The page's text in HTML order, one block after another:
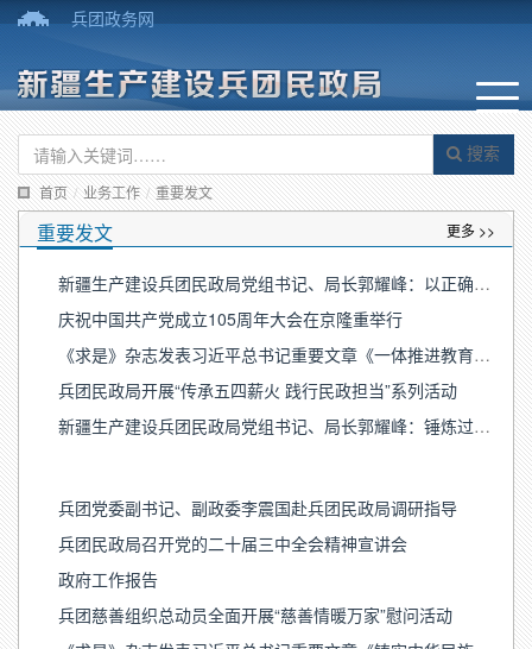
兵团政务网
搜索
首页 / 业务工作 / 重要发文
重要发文 更多 >>
新疆生产建设兵团民政局党组书记、局长郭耀峰：以正确政绩观引领兵团民政事业高质量发展
庆祝中国共产党成立105周年大会在京隆重举行
《求是》杂志发表习近平总书记重要文章《一体推进教育科技人才发展》
兵团民政局开展“传承五四薪火 践行民政担当”系列活动
新疆生产建设兵团民政局党组书记、局长郭耀峰：锤炼过硬作风 以实干担当谱写兵团民政新篇章
兵团党委副书记、副政委李震国赴兵团民政局调研指导
兵团民政局召开党的二十届三中全会精神宣讲会
政府工作报告
兵团慈善组织总动员全面开展“慈善情暖万家”慰问活动